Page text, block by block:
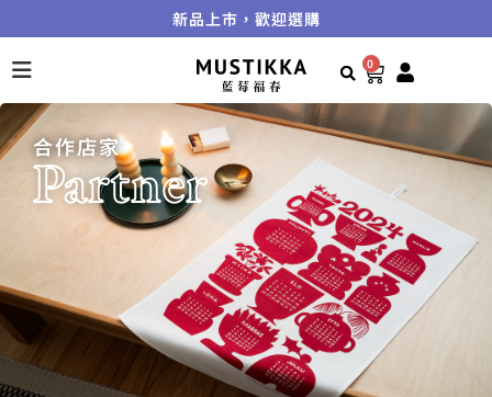
新品上市，歡迎選購
0
合作店家
Partner